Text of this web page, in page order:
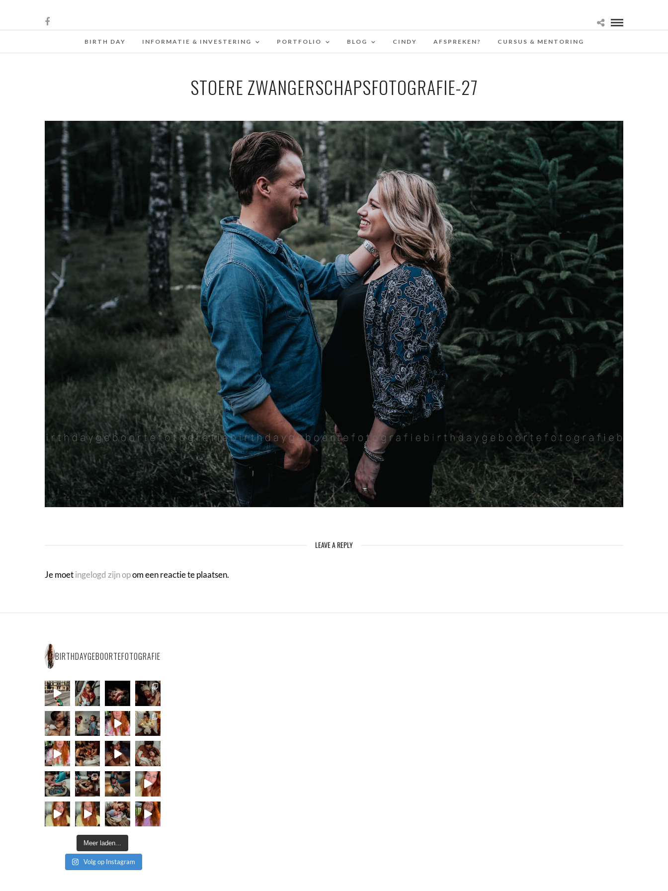
BIRTH DAY INFORMATIE & INVESTERING PORTFOLIO BLOG CINDY AFSPREKEN? CURSUS & MENTORING
STOERE ZWANGERSCHAPSFOTOGRAFIE-27
LEAVE A REPLY
Je moetingelogd zijn opom een reactie te plaatsen.
BIRTHDAYGEBOORTEFOTOGRAFIE
Meer laden...
Volg op Instagram